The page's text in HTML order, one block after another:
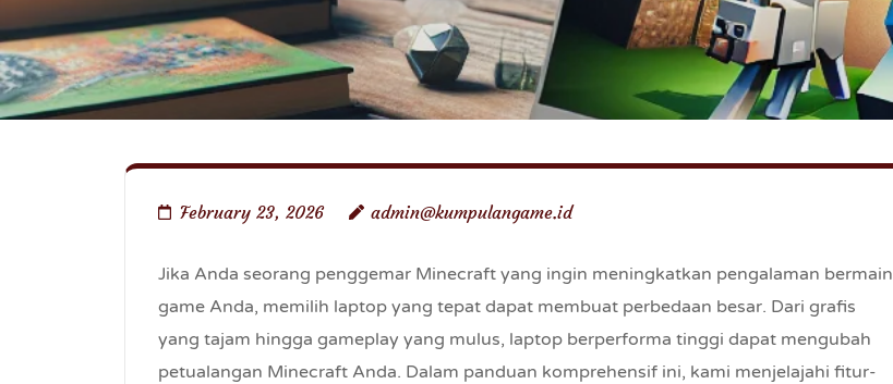
February 23, 2026 admin@kumpulangame.id
Jika Anda seorang penggemar Minecraft yang ingin meningkatkan pengalaman bermain
game Anda, memilih laptop yang tepat dapat membuat perbedaan besar. Dari grafis
yang tajam hingga gameplay yang mulus, laptop berperforma tinggi dapat mengubah
petualangan Minecraft Anda. Dalam panduan komprehensif ini, kami menjelajahi fitur-